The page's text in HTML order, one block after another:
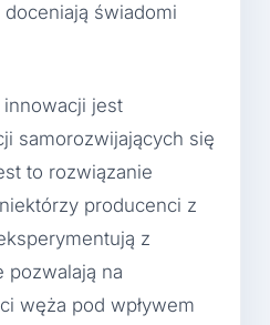
świadomi
jest
samorozwijających się
to rozwiązanie
producenci z
z
pozwalają na
węża pod wpływem